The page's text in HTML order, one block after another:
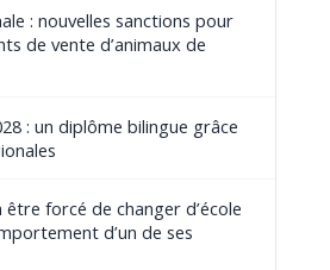
: nouvelles sanctions pour
de vente d’animaux de
: un diplôme bilingue grâce
forcé de changer d’école
d’un de ses